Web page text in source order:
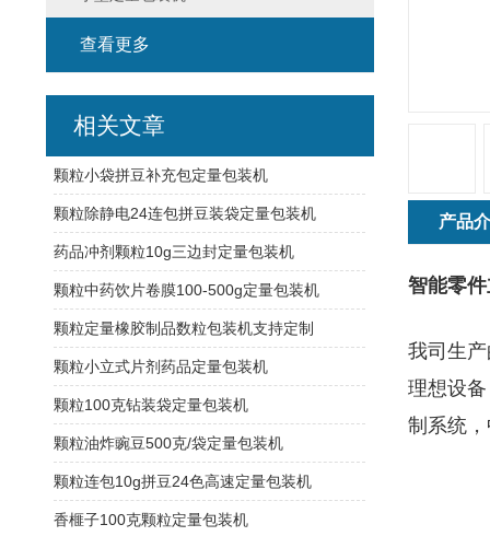
产品
智能零
我司生
理想设
制系统
查看更多
相关文章
颗粒小袋拼豆补充包定量包装机
颗粒除静电24连包拼豆装袋定量包装机
药品冲剂颗粒10g三边封定量包装机
颗粒中药饮片卷膜100-500g定量包装机
颗粒定量橡胶制品数粒包装机支持定制
颗粒小立式片剂药品定量包装机
颗粒100克钻装袋定量包装机
颗粒油炸豌豆500克/袋定量包装机
颗粒连包10g拼豆24色高速定量包装机
香榧子100克颗粒定量包装机